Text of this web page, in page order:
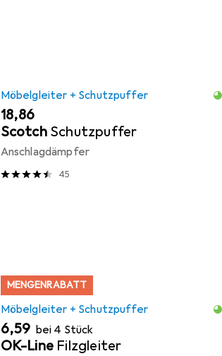
Möbelgleiter + Schutzpuffer
EUR
18,86
Scotch Schutzpuffer
Anschlagdämpfer
45
MENGENRABATT
Möbelgleiter + Schutzpuffer
EUR
6,59 bei 4 Stück
OK-Line Filzgleiter